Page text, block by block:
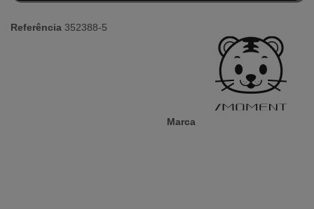
Marca
Referência 352388-5